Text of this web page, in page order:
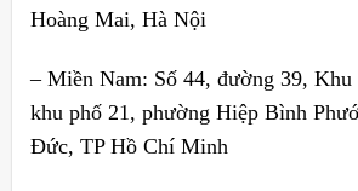
Hoàng Mai, Hà Nội
– Miền Nam: Số 44, đường 39, Khu
khu phố 21, phường Hiệp Bình
Đức, TP Hồ Chí Minh